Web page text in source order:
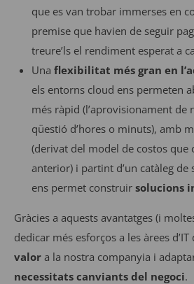
que es van trobar immerses en
premise que havien de seguir
treure’ls el rendiment esperat a
Una flexibilitat més gran en
els entorns cloud ens permeten
més ràpid (l’aprovisionament de
qüestió d’hores o minuts), amb
(derivat del model de costos que
anterior) i partint d’un catàleg
ens permet construir solucions
Gràcies a aquests avantatges (i
dedicar més esforços a les àrees
valor a la nostra companyia i
necessitats canviants del negoci.